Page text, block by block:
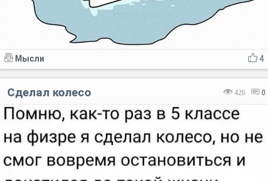
4
Мысли
426 0
Сделал колесо